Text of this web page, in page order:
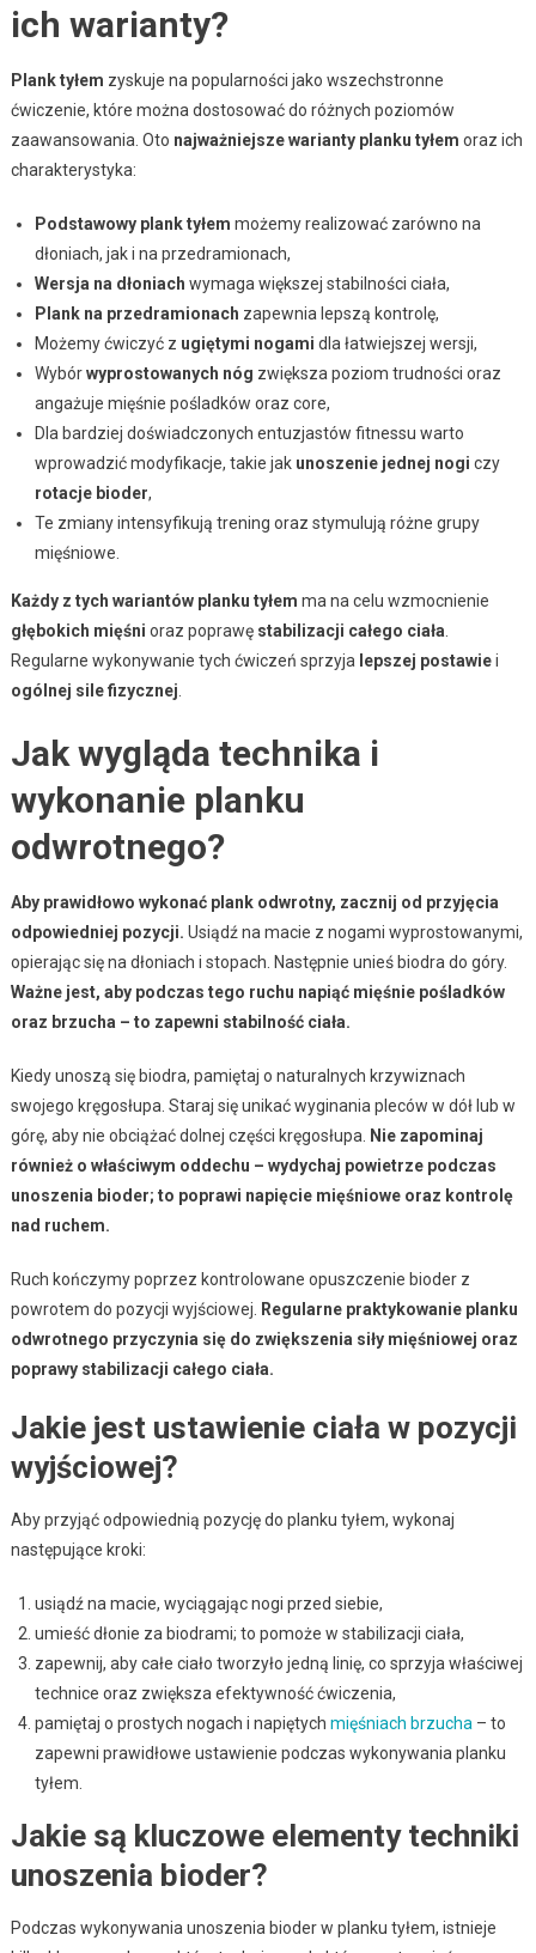
ich warianty?
Plank tyłem zyskuje na popularności jako wszechstronne
ćwiczenie, które można dostosować do różnych poziomów
zaawansowania. Oto najważniejsze warianty planku tyłem oraz ich
charakterystyka:
Podstawowy plank tyłem możemy realizować zarówno na
dłoniach, jak i na przedramionach,
Wersja na dłoniach wymaga większej stabilności ciała,
Plank na przedramionach zapewnia lepszą kontrolę,
Możemy ćwiczyć z ugiętymi nogami dla łatwiejszej wersji,
Wybórwyprostowanych nóg zwiększa poziom trudności oraz
angażuje mięśnie pośladków oraz core,
Dla bardziej doświadczonych entuzjastów fitnessu warto
wprowadzić modyfikacje, takie jak unoszenie jednej nogi czy
rotacje bioder,
Te zmiany intensyfikują trening oraz stymulują różne grupy
mięśniowe.
Każdy z tych wariantów planku tyłem ma na celu wzmocnienie
głębokich mięśni oraz poprawę stabilizacji całego ciała
Regularne wykonywanie tych ćwiczeń sprzyja lepszej postawiei
ogólnej sile fizycznej
Jak wygląda technika i
wykonanie planku
odwrotnego?
Aby prawidłowo wykonać plank odwrotny, zacznij od przyjęcia
odpowiedniej pozycji. Usiądź na macie z nogami wyprostowanymi,
opierając się na dłoniach i stopach. Następnie unieś biodra do góry.
Ważne jest, aby podczas tego ruchu napiąć mięśnie pośladków
oraz brzucha – to zapewni stabilność ciała.
Kiedy unoszą się biodra, pamiętaj o naturalnych krzywiznach
swojego kręgosłupa. Staraj się unikać wyginania pleców w dół lub w
górę, aby nie obciążać dolnej części kręgosłupa. Nie zapominaj
również o właściwym oddechu – wydychaj powietrze podczas
unoszenia bioder; to poprawi napięcie mięśniowe oraz kontrolę
nad ruchem.
Ruch kończymy poprzez kontrolowane opuszczenie bioder z
powrotem do pozycji wyjściowej. Regularne praktykowanie planku
odwrotnego przyczynia się do zwiększenia siły mięśniowej oraz
poprawy stabilizacji całego ciała.
Jakie jest ustawienie ciała w pozycji
wyjściowej?
Aby przyjąć odpowiednią pozycję do planku tyłem, wykonaj
następujące kroki:
usiądź na macie, wyciągając nogi przed siebie,
umieść dłonie za biodrami; to pomoże w stabilizacji ciała,
zapewnij, aby całe ciało tworzyło jedną linię, co sprzyja właściwej
technice oraz zwiększa efektywność ćwiczenia,
pamiętaj o prostych nogach i napiętych mięśniach brzucha – to
zapewni prawidłowe ustawienie podczas wykonywania planku
tyłem.
Jakie są kluczowe elementy techniki
unoszenia bioder?
Podczas wykonywania unoszenia bioder w planku tyłem, istnieje